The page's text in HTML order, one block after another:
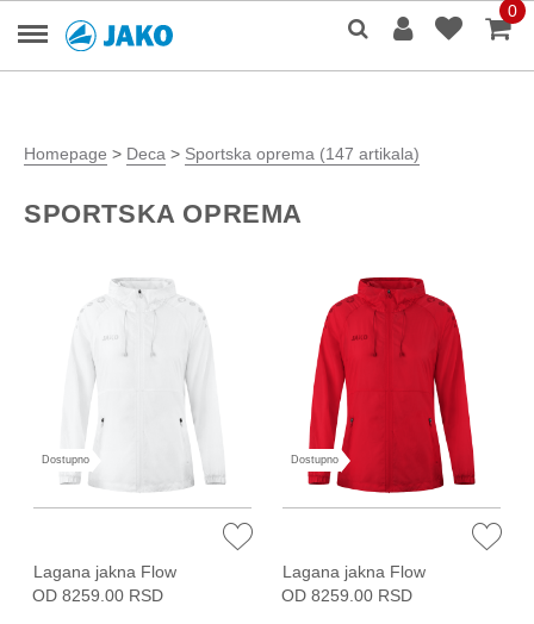
0
Homepage > Deca > Sportska oprema (147 artikala)
SPORTSKA OPREMA
Dostupno
Lagana jakna Flow
OD 8259.00 RSD
Dostupno
Lagana jakna Flow
OD 8259.00 RSD